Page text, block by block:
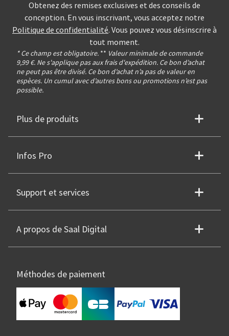
Obtenez des remises exclusives et des conseils de
conception. En vous inscrivant, vous acceptez notre
Politique de confidentialité. Vous pouvez vous désinscrire à
tout moment.
* Ce champ est obligatoire. ** Valeur minimale de commande
9,99 €. Ne s'applique pas aux frais d'expédition. Ce bon d’achat
ne peut pas être divisé. Ce bon d’achat n’a pas de valeur en
espèces. Un cumul avec d’autres bons ou promotions n’est pas
possible.
Plus de produits
Infos Pro
Support et services
A propos de Saal Digital
Méthodes de paiement